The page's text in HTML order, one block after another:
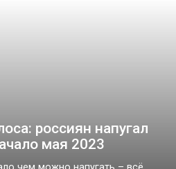
россиян напугал
мая 2023